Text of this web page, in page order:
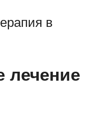
в
лечение